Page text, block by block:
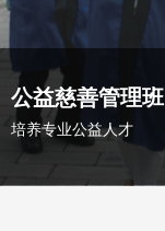
公益慈善管理班
培养专业公益人才